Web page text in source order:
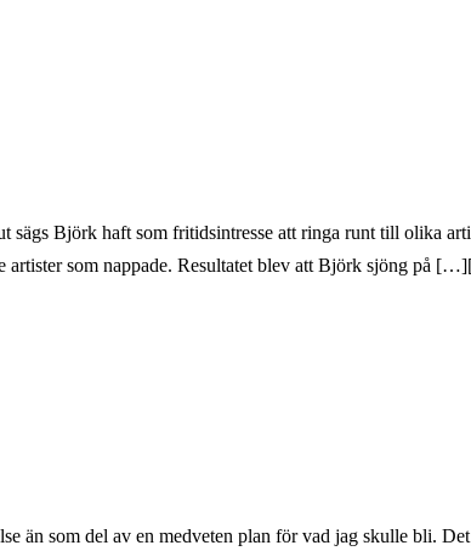
Björk haft som fritidsintresse att ringa runt till olika
artister som nappade. Resultatet blev att Björk sjöng på
än som del av en medveten plan för vad jag skulle bli.